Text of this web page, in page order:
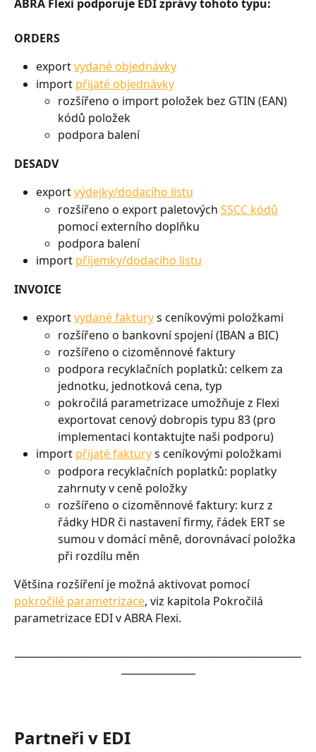
ABRA Flexi podporuje EDI zprávy tohoto typu:
ORDERS
export vydané objednávky
import přijaté objednávky
rozšířeno o import položek bez GTIN (EAN)
kódů položek
podpora balení
DESADV
export výdejky/dodacího listu
rozšířeno o export paletových SSCC kódů
pomocí externího doplňku
podpora balení
import příjemky/dodacího listu
INVOICE
export vydané faktury s ceníkovými položkami
rozšířeno o bankovní spojení (IBAN a BIC)
rozšířeno o cizoměnnové faktury
podpora recyklačních poplatků: celkem za
jednotku, jednotková cena, typ
pokročilá parametrizace umožňuje z Flexi
exportovat cenový dobropis typu 83 (pro
implementaci kontaktujte naši podporu)
import přijaté faktury s ceníkovými položkami
podpora recyklačních poplatků: poplatky
zahrnuty v ceně položky
rozšířeno o cizoměnnové faktury: kurz z
řádky HDR či nastavení firmy, řádek ERT se
sumou v domácí měně, dorovnávací položka
při rozdílu měn
Většina rozšíření je možná aktivovat pomocí
pokročilé parametrizace, viz kapitola Pokročilá
parametrizace EDI v ABRA Flexi.
Partneři v EDI